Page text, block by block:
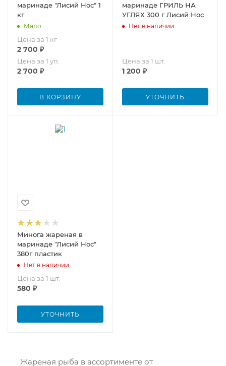
маринаде "Лисий Нос" 1
кг
Мало
Цена за 1 кг
2 700 ₽
Цена за 1 уп.
2 700 ₽
В КОРЗИНУ
маринаде ГРИЛЬ НА
УГЛЯХ 300 г Лисий Нос
Нет в наличии
Цена за 1 шт.
1 200 ₽
УТОЧНИТЬ
Минога жареная в
маринаде "Лисий Нос"
380г пластик
Нет в наличии
Цена за 1 шт.
580 ₽
УТОЧНИТЬ
Жареная рыба в ассортименте от